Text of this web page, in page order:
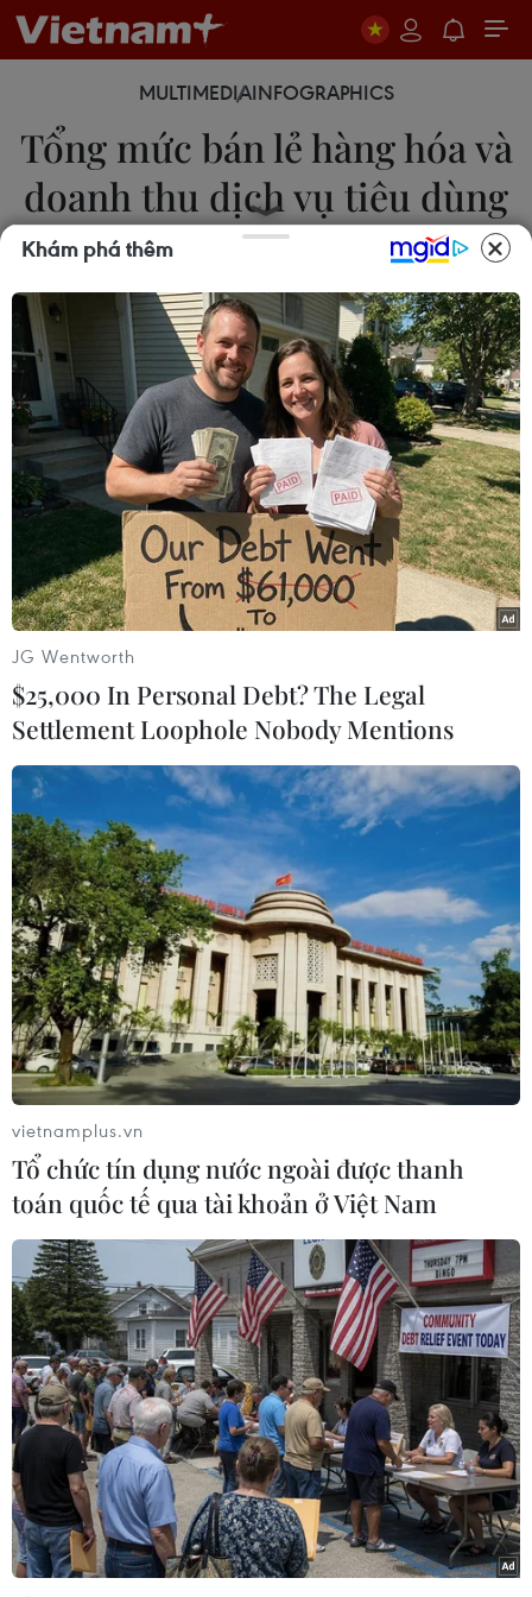
MULTIMEDIAINFOGRAPHICS
Tổng mức bán lẻ hàng hóa và
doanh thu dịch vụ tiêu dùng
tăng 11,2%
05/06/2026 03:31
5 tháng năm 2026, tổng mức bán lẻ hàng hóa và
doanh thu dịch vụ tiêu dùng theo giá hiện hành
ước đạt 3.185 nghìn tỷ đồng, tăng 11,2% so với
cùng kỳ năm trước.
5 tháng năm 2026, tổng mức bán lẻ hàng hóa và
doanh thu dịch vụ tiêu dùng theo giá hiện hành
ước đạt 3.185 nghìn tỷ đồng, tăng 11,2% so với
cùng kỳ năm trước.
Trong đó, doanh thu dịch vụ lưu trú, ăn uống
Khám phá thêm
JG Wentworth
$25,000 In Personal Debt? The Legal
Settlement Loophole Nobody Mentions
vietnamplus.vn
Tổ chức tín dụng nước ngoài được thanh
toán quốc tế qua tài khoản ở Việt Nam